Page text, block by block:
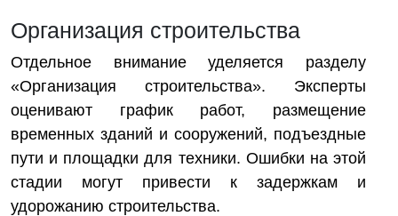
Организация строительства
Отдельное внимание уделяется разделу
«Организация строительства». Эксперты
оценивают график работ, размещение
временных зданий и сооружений, подъездные
пути и площадки для техники. Ошибки на этой
стадии могут привести к задержкам и
удорожанию строительства.